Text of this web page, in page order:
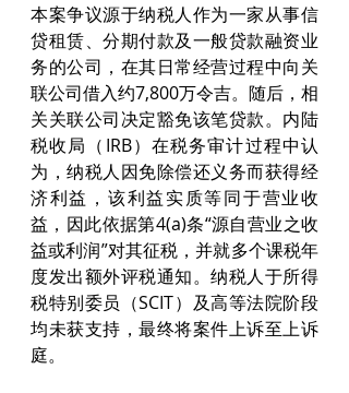
本案争议源于纳税人作为一家从事信
贷租赁、分期付款及一般贷款融资业
务的公司，在其日常经营过程中向关
联公司借入约7,800万令吉。随后，相
关关联公司决定豁免该笔贷款。内陆
税收局（IRB）在税务审计过程中认
为，纳税人因免除偿还义务而获得经
济利益，该利益实质等同于营业收
益，因此依据第4(a)条“源自营业之收
益或利润”对其征税，并就多个课税年
度发出额外评税通知。纳税人于所得
税特别委员（SCIT）及高等法院阶段
均未获支持，最终将案件上诉至上诉
庭。